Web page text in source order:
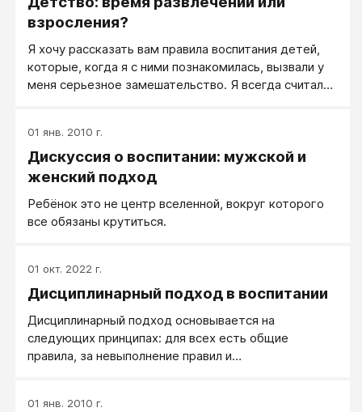
настоящее время становится ясно, что вопросы эти
взросления?
Я хочу рассказать вам правила воспитания детей,
которые, когда я с ними познакомилась, вызвали у
меня серьезное замешательство. Я всегда считала
позже они мне понравились и показались очень
нужными и разумными. Но судить — вам, поэтому
привожу их так, как я их услышала и поняла.​
01 янв. 2010 г.
Дискуссия о воспитании: мужской и
женский подход
Ребёнок это не центр вселенной, вокруг которого
все обязаны крутиться.
01 окт. 2022 г.
Дисциплинарный подход в воспитании
Дисциплинарный подход основывается на
следующих принципах: для всех есть общие
правила, за невыполнение правил и
01 янв. 2010 г.